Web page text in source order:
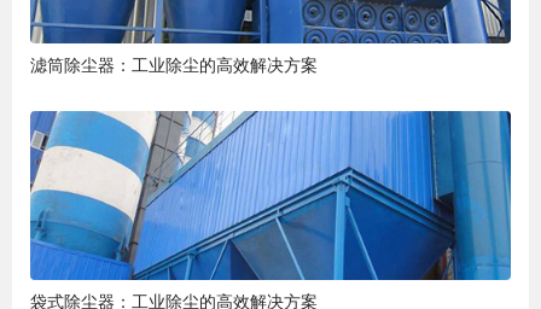
滤筒除尘器：工业除尘的高效解决方案
袋式除尘器：工业除尘的高效解决方案